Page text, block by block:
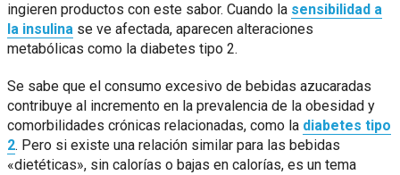
ingieren productos con este sabor. Cuando la sensibilidad a
la insulina se ve afectada, aparecen alteraciones
metabólicas como la diabetes tipo 2.
Se sabe que el consumo excesivo de bebidas azucaradas
contribuye al incremento en la prevalencia de la obesidad y
comorbilidades crónicas relacionadas, como la diabetes tipo
2. Pero si existe una relación similar para las bebidas
«dietéticas», sin calorías o bajas en calorías, es un tema